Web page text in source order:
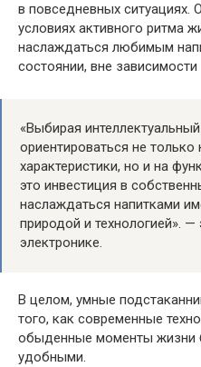
в повседневных ситуациях.
условиях активного ритма
наслаждаться любимым
состоянии, вне
«Выбирая
ориентироваться не только
характеристики, но и на
это инвестиция в
наслаждаться напитками
природой и технологией».
электронике.
В целом, умные
того, как современные
обыденные моменты жизни
удобными.